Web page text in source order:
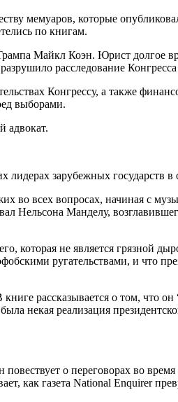
мемуаров, которые
по книгам.
Майкл Коэн. Юрист долгое
расследование
Конгрессу, а также
выборами.
адвокат.
лидерах зарубежных государств
во всех вопросах, начиная с
Нельсона Манделу,
которая не является
ругательствами, и что
рассказывается о том, что
некая реализация
о переговорах во
как газета National Enquirer